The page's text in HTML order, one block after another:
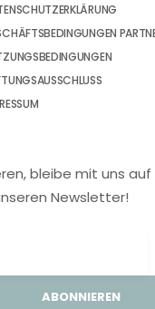
bleibe mit uns
Newsletter!
ABONNIEREN